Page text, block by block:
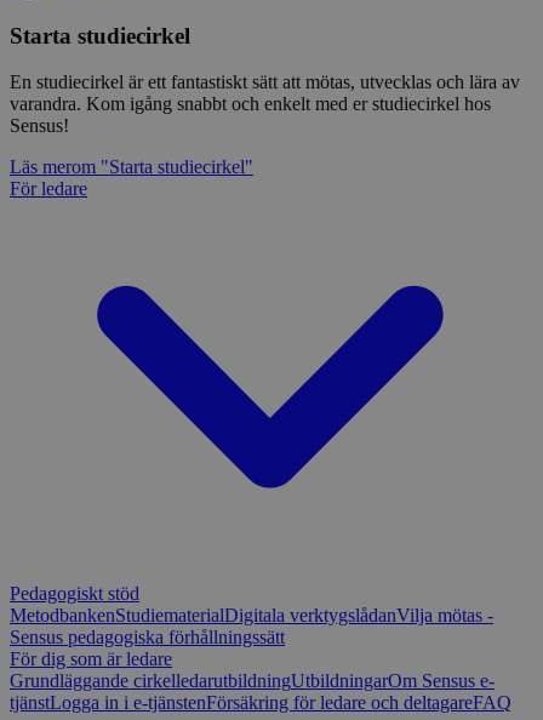
Starta studiecirkel
En studiecirkel är ett fantastiskt sätt att mötas, utvecklas och lära av
varandra. Kom igång snabbt och enkelt med er studiecirkel hos
Sensus!
Läs merom "Starta studiecirkel"
För ledare
Pedagogiskt stöd
MetodbankenStudiematerialDigitala verktygslådanVilja mötas -
Sensus pedagogiska förhållningssätt
För dig som är ledare
Grundläggande cirkelledarutbildningUtbildningarOm Sensus e-
tjänstLogga in i e-tjänstenFörsäkring för ledare och deltagareFAQ